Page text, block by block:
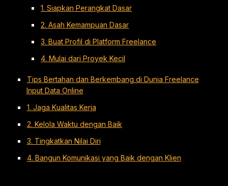
1. Siapkan Perangkat Dasar
2. Asah Kemampuan Dasar
3. Buat Profil di Platform Freelance
4. Mulai dari Proyek Kecil
Tips Bertahan dan Berkembang di Dunia Freelance
Input Data Online
1. Jaga Kualitas Kerja
2. Kelola Waktu dengan Baik
3. Tingkatkan Nilai Diri
4. Bangun Komunikasi yang Baik dengan Klien